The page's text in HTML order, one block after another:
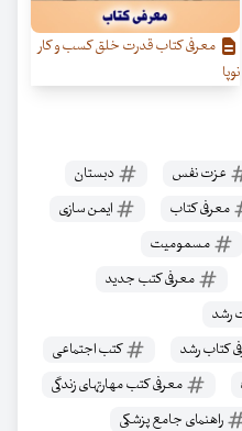
معرفی کتاب قدرت خلق کسب‌ و کار
نوپا
عزت نفس
دبستان
معرفی کتاب
ایمن سازی
مسمومیت
معرفی کتب جدید
رشد
کتاب رشد
کتب اجتماعی
معرفی کتب مهارتهای زندگی
راهنمای جامع پزشکی